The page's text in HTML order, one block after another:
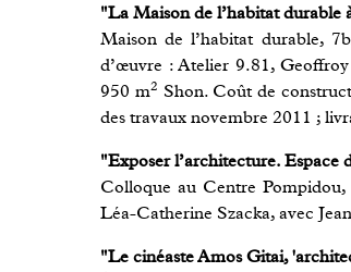
"La Maison de l’habitat durable
Maison de l’habitat durable,
d’œuvre : Atelier 9.81,
950 m2 Shon. Coût de
des travaux novembre 2011 ;
"Exposer l’architecture. Espace
Colloque au Centre
Léa-Catherine Szacka, avec
"Le cinéaste Amos Gitai,